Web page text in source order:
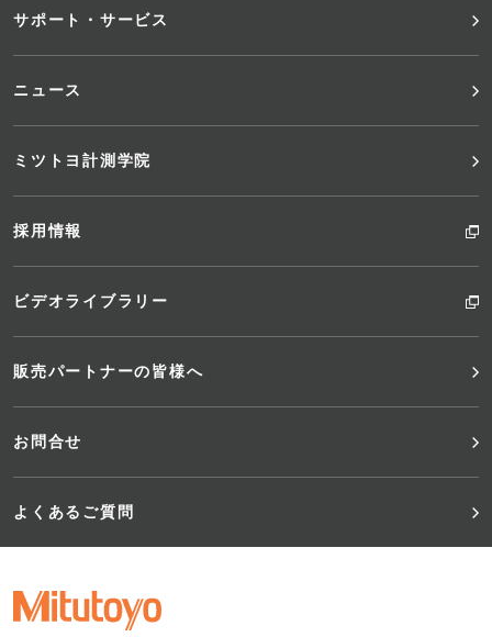
ー
サポート・サービス
ニュース
ミツトヨ計測学院
採用情報
ビデオライブラリー
販売パートナーの皆様へ
お問合せ
よくあるご質問